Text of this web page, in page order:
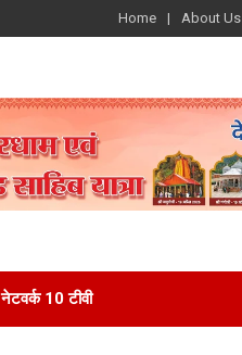
Home About Us
नेटवर्क 10 टीवी